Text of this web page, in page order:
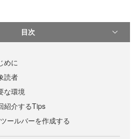
目次
めに
読者
な環境
紹介するTips
ールバーを作成する